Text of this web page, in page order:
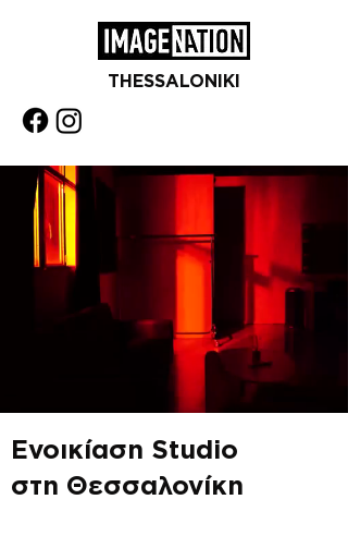
THESSALONIKI
Ενοικίαση Studio
στη Θεσσαλονίκη